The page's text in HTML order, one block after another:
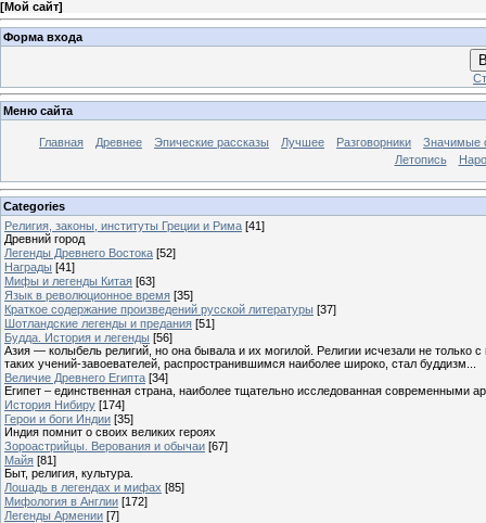
[Мой сайт]
Форма входа
Меню сайта
Главная Древнее Эпические рассказы Лучшее Разговорники
Значимые
Летопись
Categories
Религия, законы, институты Греции и Рима [41]
Древний город
Легенды Древнего Востока [52]
Награды [41]
Мифы и легенды Китая [63]
Язык в революционное время [35]
Краткое содержание произведений русской литературы [37]
Шотландские легенды и предания [51]
Будда. История и легенды [56]
Азия — колыбель религий, но она бывала и их могилой. Религии исчезали не
таких учений-завоевателей, распространившимся наиболее широко, стал буддизм...
Величие Древнего Египта [34]
Египет – единственная страна, наиболее тщательно исследованная современными
История Нибиру [174]
Герои и боги Индии [35]
Индия помнит о своих великих героях
Зороастрийцы. Верования и обычаи [67]
Майя [81]
Быт, религия, культура.
Лошадь в легендах и мифах [85]
Мифология в Англии [172]
Легенды Армении [7]